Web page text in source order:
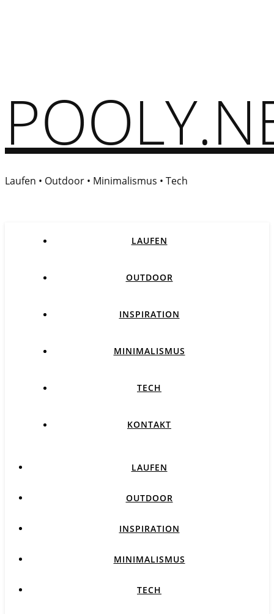
Laufen • Outdoor • Minimalismus • Tech
LAUFEN
OUTDOOR
INSPIRATION
MINIMALISMUS
TECH
KONTAKT
LAUFEN
OUTDOOR
INSPIRATION
MINIMALISMUS
TECH